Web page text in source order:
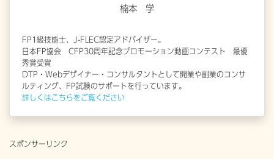
楠本 学
FP1級技能士、J-FLEC認定アドバイザー。
日本FP協会 CFP30周年記念プロモーション動画コンテスト 最優
秀賞受賞
DTP・Webデザイナー・コンサルタントとして開業や副業のコンサ
ルティング、FP試験のサポートを行っています。
詳しくはこちらをご覧ください
スポンサーリンク